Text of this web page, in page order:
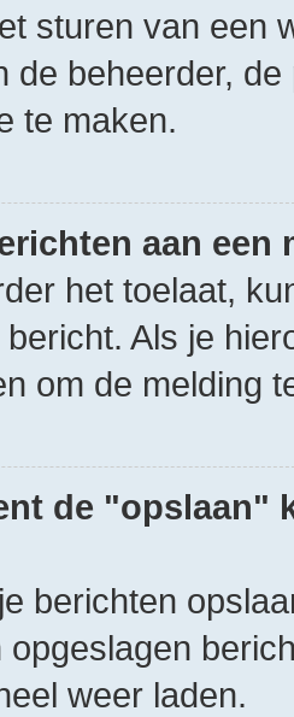
sturen van een
de beheerder,
te maken.
aan een
het toelaat,
Als je
om de melding
de "opslaan"
berichten
opgeslagen
weer laden.